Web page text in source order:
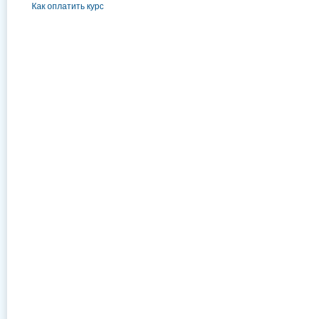
Как оплатить курс